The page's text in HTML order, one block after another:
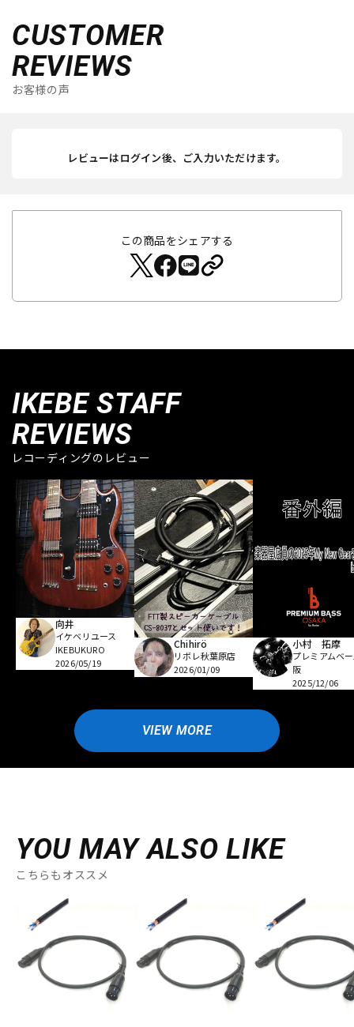
CUSTOMER
REVIEWS
お客様の声
レビューはログイン後、ご入力いただけます。
この商品をシェアする
IKEBE STAFF
REVIEWS
レコーディングのレビュー
向井
イケベリユース
IKEBUKURO
2026/05/19
Chihirö
リボレ秋葉原店
2026/01/09
小村 拓摩
プレミアムベ
阪
2025/12/06
VIEW MORE
YOU MAY ALSO LIKE
こちらもオススメ